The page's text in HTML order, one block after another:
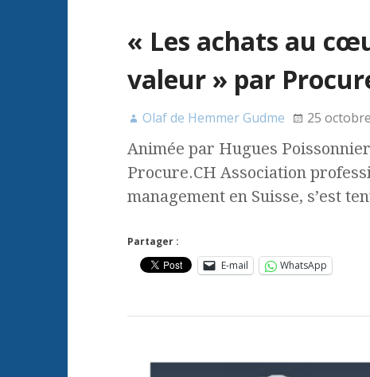
« Les achats au
valeur » par
Olaf de Hemmer Gudme 25
Animée par Hugues
Procure.CH Association
management en Suisse, s’est
Partager :
E-mail
WhatsApp